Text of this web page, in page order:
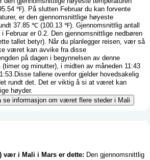
℉). På slutten Februar du kan forvente
er den gjennomsnittlige høyeste
37.85 ℃ (100.13 ℉). Gjennomsnittlig antall
Februar er 0.2. Den gjennomsnittlige nedbøren
tallet betyr). Når du planlegger reisen, vær så
været kan avvike fra disse
på dagen i begynnelsen av denne
(timer og minutter), i midten av måneden 11:43
tallene ovenfor gjelder hovedsakelig
rundt det. Det er viktig å si at været kan
høyder.
se informasjon om været flere steder i Mali
vær i Mali i Mars er dette: Den gjennomsnittlig